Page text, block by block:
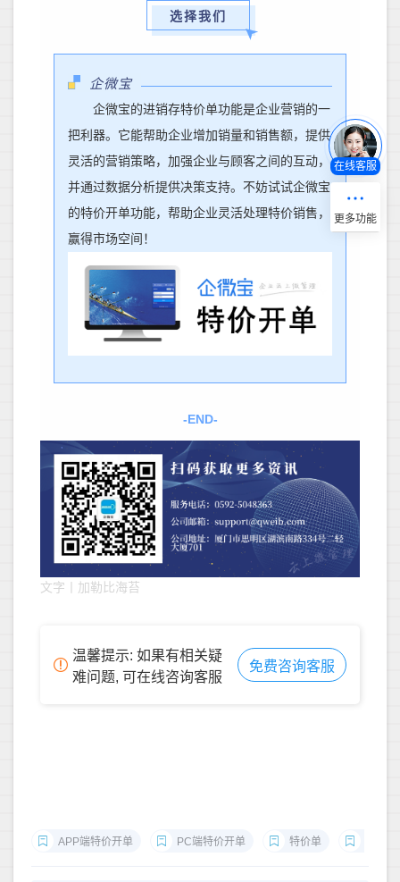
选择我们
企微宝
企微宝的进销存特价单功能是企业营销的一
把利器。它能帮助企业增加销量和销售额，提供
灵活的营销策略，加强企业与顾客之间的互动，
并通过数据分析提供决策支持。 不妨试试企微宝
的特价开单功能， 帮助企业灵活处理特价销售，
赢得市场空间！
-END-
文字丨加勒比海苔
温馨提示: 如果有相关疑
难问题, 可在线咨询客服
免费咨询客服
APP端特价开单 PC端特价开单 特价单
在线客服